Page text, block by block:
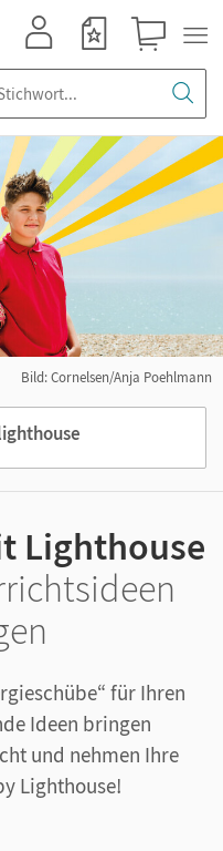
Bild: Cornelsen/Anja Poehlmann
Lighthouse
für Ihren
Ideen bringen
und nehmen Ihre
Lighthouse!